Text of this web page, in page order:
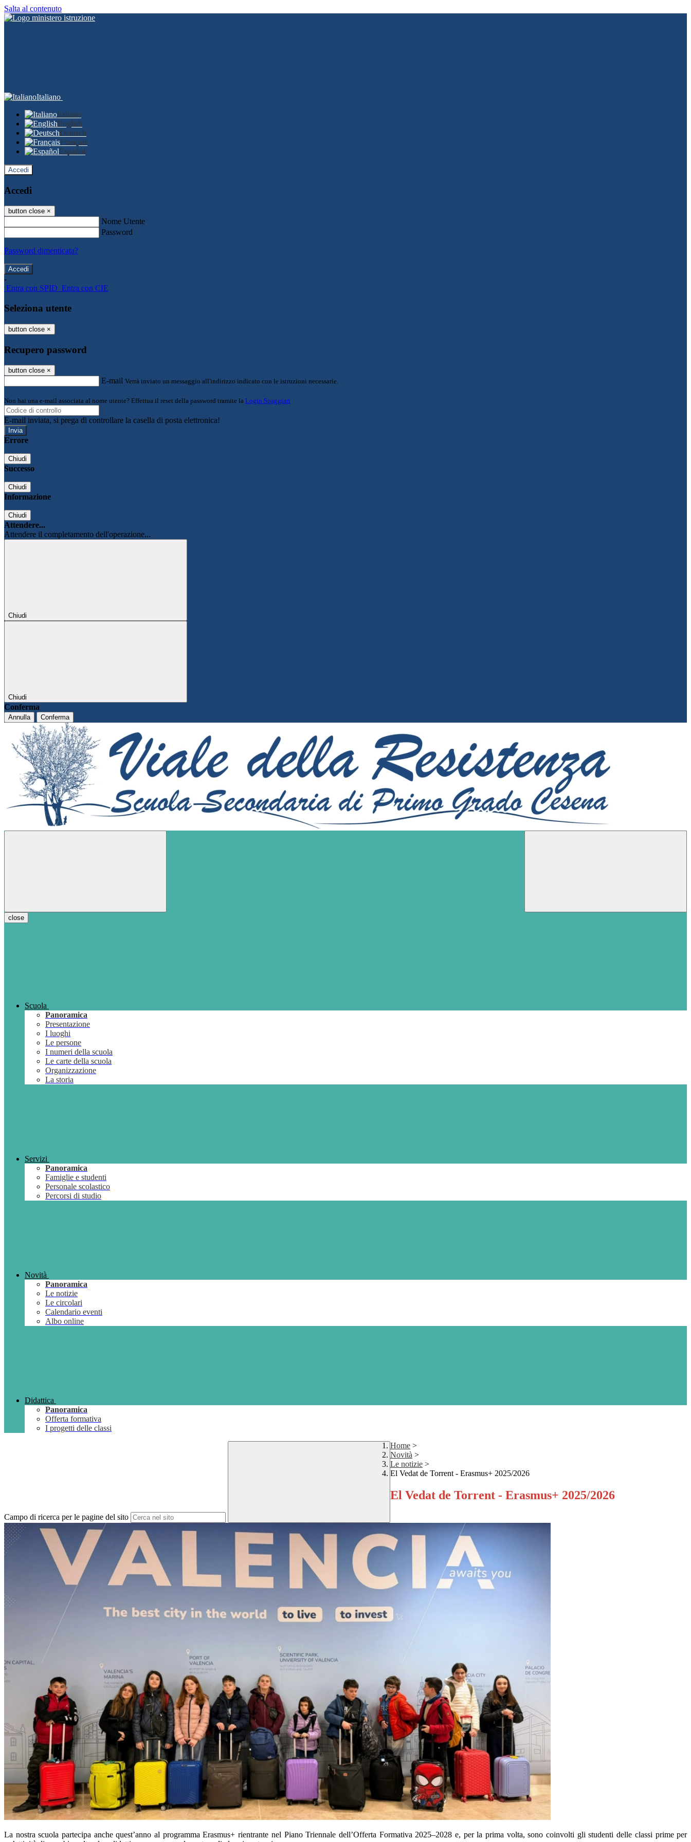
Salta al contenuto
Italiano
Italiano
English
Deutsch
Français
Español
Accedi
Accedi
button close ×
Nome Utente
Password
Password dimenticata?
-
Entra con SPID Entra con CIE
Seleziona utente
button close ×
Recupero password
button close ×
E-mail Verrà inviato un messaggio all'indirizzo indicato con le istruzioni necessarie.
Non hai una e-mail associata al nome utente? Effettua il reset della password tramite la Login Spaggiari
E-mail inviata, si prega di controllare la casella di posta elettronica!
Errore
Chiudi
Successo
Chiudi
Informazione
Chiudi
Attendere...
Attendere il completamento dell'operazione...
Chiudi
Chiudi
Conferma
Annulla Conferma
close
Scuola
Panoramica
Presentazione
I luoghi
Le persone
I numeri della scuola
Le carte della scuola
Organizzazione
La storia
Servizi
Panoramica
Famiglie e studenti
Personale scolastico
Percorsi di studio
Novità
Panoramica
Le notizie
Le circolari
Calendario eventi
Albo online
Didattica
Panoramica
Offerta formativa
I progetti delle classi
Campo di ricerca per le pagine del sito
Home >
Novità >
Le notizie >
El Vedat de Torrent - Erasmus+ 2025/2026
El Vedat de Torrent - Erasmus+ 2025/2026
La nostra scuola partecipa anche quest’anno al programma Erasmus+ rientrante nel Piano Triennale dell’Offerta Formativa 2025–2028 e, per la prima volta, sono coinvolti gli studenti delle classi prime per